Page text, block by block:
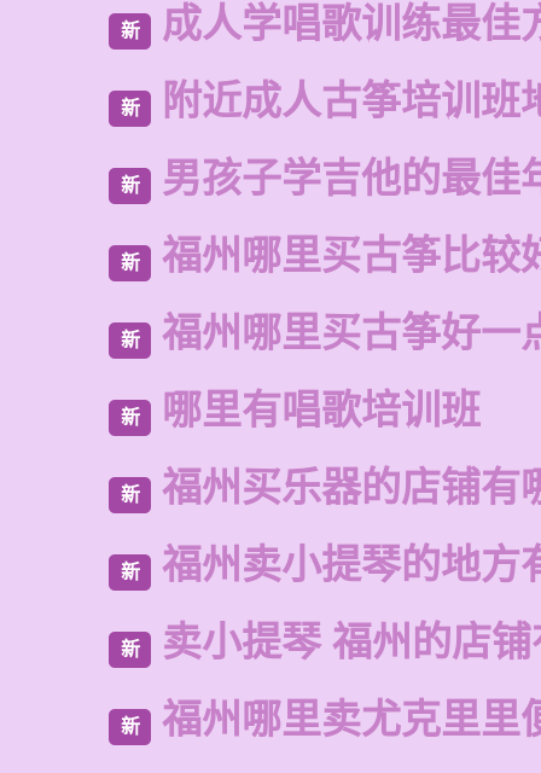
新 成人学唱歌训练最佳
新 附近成人古筝培训班
新 男孩子学吉他的最佳
新 福州哪里买古筝比较
新 福州哪里买古筝好一
新 哪里有唱歌培训班
新 福州买乐器的店铺有
新 福州卖小提琴的地方
新 卖小提琴 福州的店
新 福州哪里卖尤克里里